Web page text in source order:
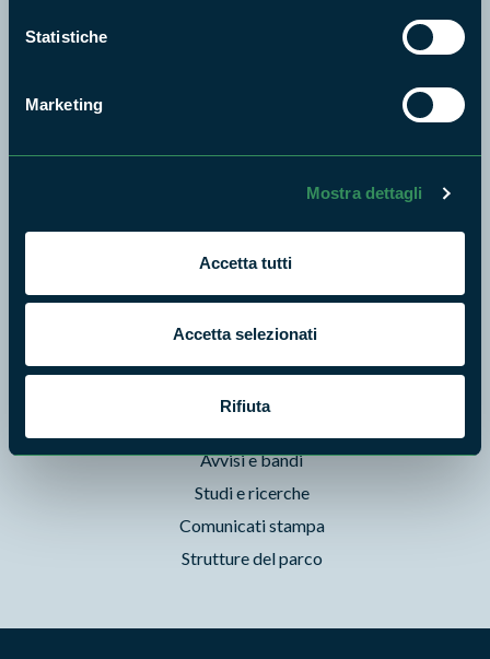
Statistiche
Marketing
Mostra dettagli
Accetta tutti
Accetta selezionati
Rifiuta
Punti di interesse
Storie
Foto e Video
Pubblicazioni
Prodotti Natura in Campo
Avvisi e bandi
Studi e ricerche
Comunicati stampa
Strutture del parco